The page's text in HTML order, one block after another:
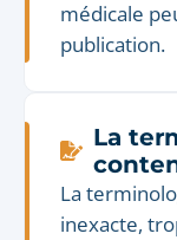
médicale
publication.
La
La
inexacte,